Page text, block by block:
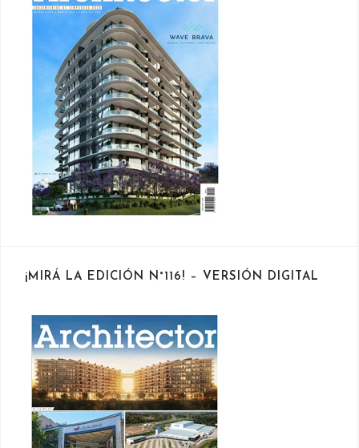
¡MIRÁ LA EDICIÓN N°116! – VERSIÓN DIGITAL